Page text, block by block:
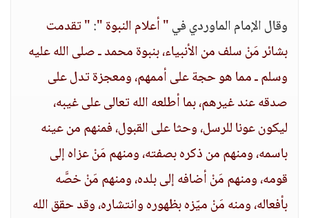
وقال الإمام الماوردي في" أعلام النبوة ":" تقدمت
بشائر مَنْ سلف من الأنبياء، بنبوة محمد ـ صلى الله عليه
وسلم ـ مما هو حجة على أممهم، ومعجزة تدل على
صدقه عند غيرهم، بما أطلعه الله تعالى على غيبه،
ليكون عونا للرسل، وحثا على القبول، فمنهم من عينه
باسمه، ومنهم من ذكره بصفته، ومنهم مَنْ عزاه إلى
قومه، ومنهم مَنْ أضافه إلى بلده، ومنهم مَنْ خصَّه
بأفعاله، ومنه مَنْ ميّزه بظهوره وانتشاره، وقد حقق الله